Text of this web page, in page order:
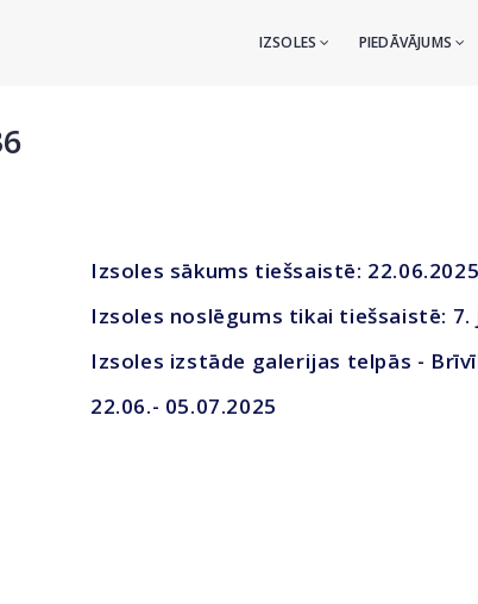
IZSOLES PIEDĀVĀJUMS
Izsoles sākums tiešsaistē: 22.06.2025
Izsoles noslēgums tikai tiešsaistē: 7.
Izsoles izstāde galerijas telpās -
22.06.- 05.07.2025